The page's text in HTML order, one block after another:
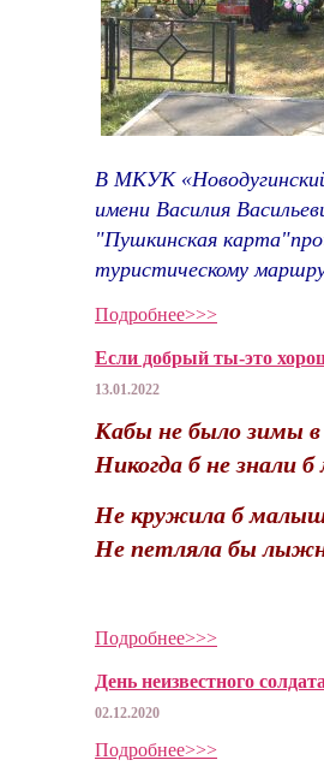
В МКУК
имени Василия
"Пушкинская
туристическому
Подробнее>>>
Если добрый ты-это
13.01.2022
Кабы не было зимы в
Никогда б не знали
Не кружила б
Не петляла бы
Подробнее>>>
День неизвестного
02.12.2020
Подробнее>>>